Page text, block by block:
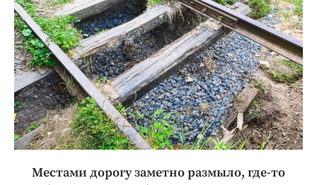
Местами дорогу заметно размыло, где-то